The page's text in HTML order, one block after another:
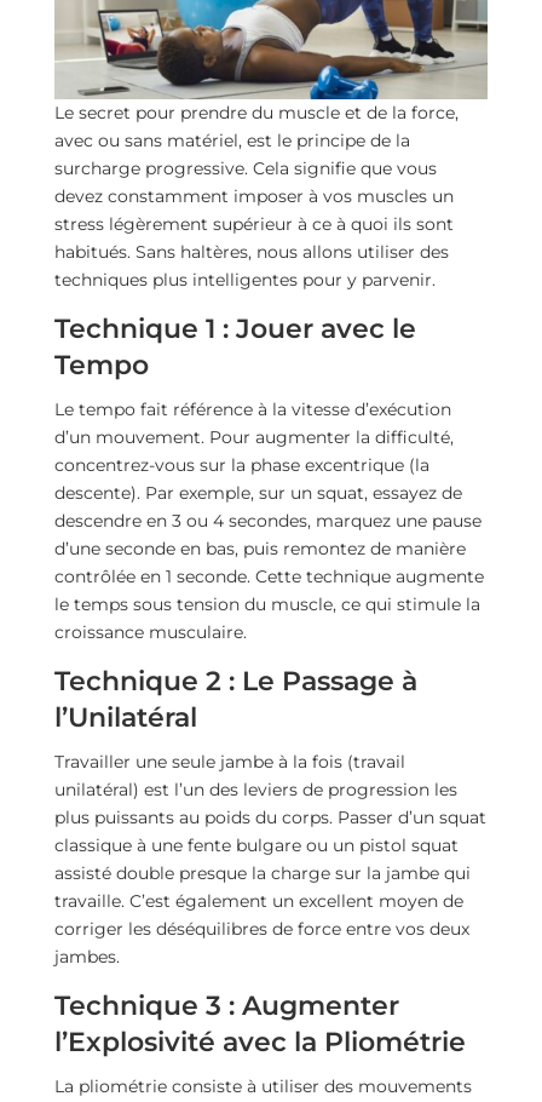
Le secret pour prendre du muscle et de la force,
avec ou sans matériel, est le principe de la
surcharge progressive. Cela signifie que vous
devez constamment imposer à vos muscles un
stress légèrement supérieur à ce à quoi ils sont
habitués. Sans haltères, nous allons utiliser des
techniques plus intelligentes pour y parvenir.
Technique 1 : Jouer avec le
Tempo
Le tempo fait référence à la vitesse d’exécution
d’un mouvement. Pour augmenter la difficulté,
concentrez-vous sur la phase excentrique (la
descente). Par exemple, sur un squat, essayez de
descendre en 3 ou 4 secondes, marquez une pause
d’une seconde en bas, puis remontez de manière
contrôlée en 1 seconde. Cette technique augmente
le temps sous tension du muscle, ce qui stimule la
croissance musculaire.
Technique 2 : Le Passage à
l’Unilatéral
Travailler une seule jambe à la fois (travail
unilatéral) est l’un des leviers de progression les
plus puissants au poids du corps. Passer d’un squat
classique à une fente bulgare ou un pistol squat
assisté double presque la charge sur la jambe qui
travaille. C’est également un excellent moyen de
corriger les déséquilibres de force entre vos deux
jambes.
Technique 3 : Augmenter
l’Explosivité avec la Pliométrie
La pliométrie consiste à utiliser des mouvements